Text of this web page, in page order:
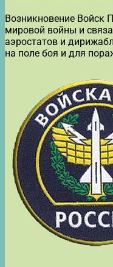
Возникновение Войск
мировой войны и
аэростатов и
на поле боя и для